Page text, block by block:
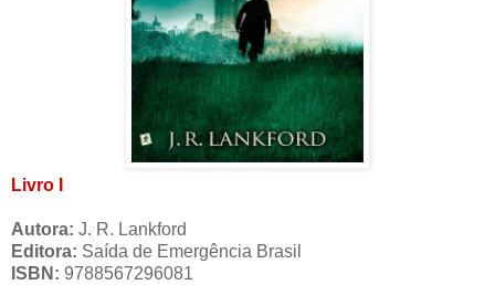
Livro I
Autora: J. R. Lankford
Editora: Saída de Emergência Brasil
ISBN: 9788567296081